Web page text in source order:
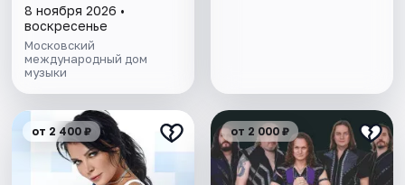
8 ноября 2026 •
воскресенье
Московский
международный дом
музыки
от 2 400 ₽ от 2 000 ₽